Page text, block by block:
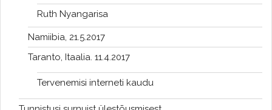
Ruth Nyangarisa
Namiibia, 21.5.2017
Taranto, Itaalia. 11.4.2017
Tervenemisi interneti kaudu